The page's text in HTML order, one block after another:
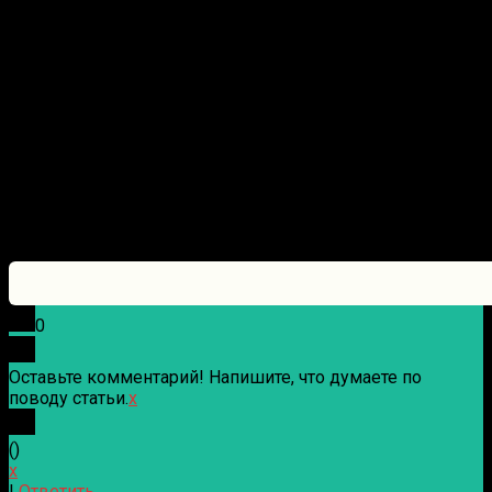
0
Оставьте комментарий! Напишите, что думаете по
поводу статьи.x
()
x